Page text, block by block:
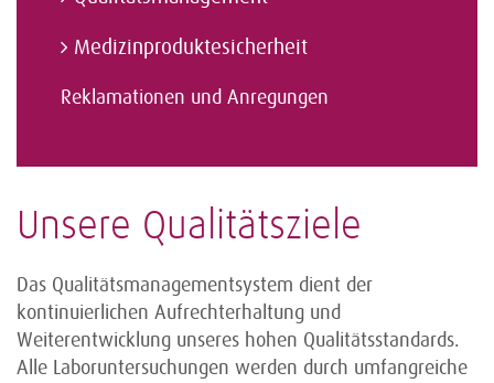
Medizinproduktesicherheit
Reklamationen und Anregungen
Unsere Qualitätsziele
Das Qualitätsmanagementsystem dient der
kontinuierlichen Aufrechterhaltung und
Weiterentwicklung unseres hohen Qualitätsstandards.
Alle Laboruntersuchungen werden durch umfangreiche